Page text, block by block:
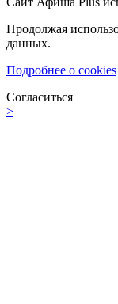
Продолжая
данных.
Подробнее о cookies
Согласиться
>